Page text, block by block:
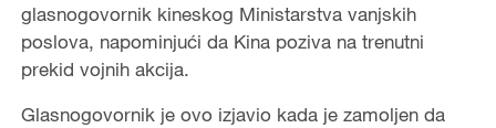
glasnogovornik kineskog Ministarstva vanjskih
poslova, napominjući da Kina poziva na trenutni
prekid vojnih akcija.
Glasnogovornik je ovo izjavio kada je zamoljen da